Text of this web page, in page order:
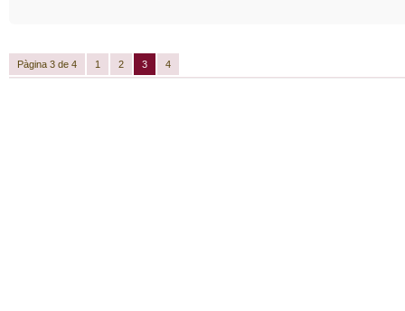
Pàgina 3 de 4 1 2 3 4